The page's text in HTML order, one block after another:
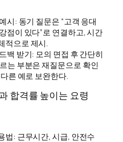
시: 동기 질문은 “고객 응대
점이 있다”로 연결하고, 시간
적으로 제시.
백 받기: 모의 면접 후 간단히
는 부분은 재질문으로 확인
른 예로 보완한다.
합격률 높이는 요령
법: 근무시간, 시급, 안전수